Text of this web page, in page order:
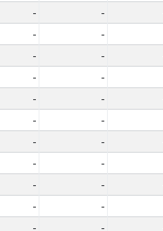
- -
- -
- -
- -
- -
- -
- -
- -
- -
- -
- -